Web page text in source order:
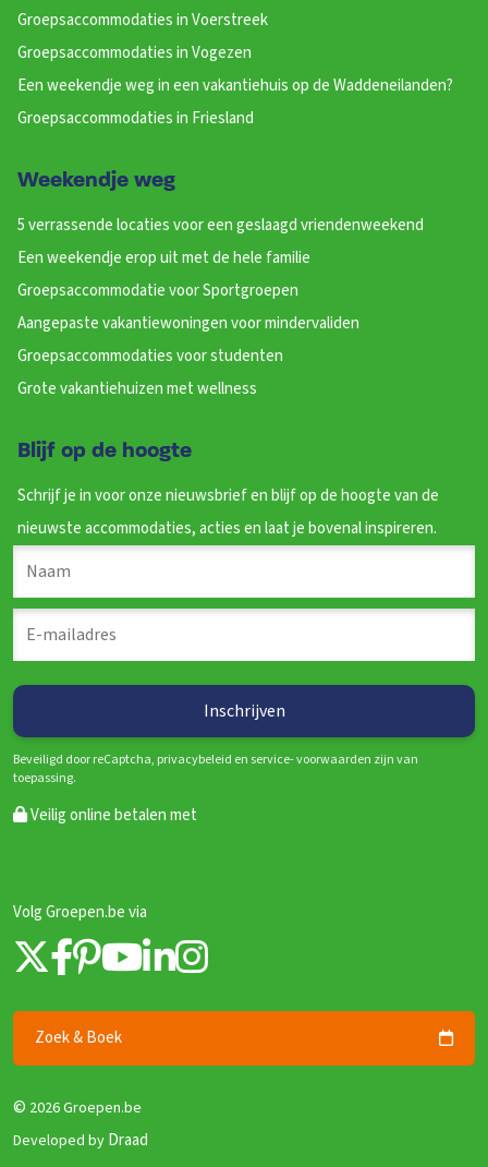
Groepsaccommodaties in Voerstreek
Groepsaccommodaties in Vogezen
Een weekendje weg in een vakantiehuis op de Waddeneilanden?
Groepsaccommodaties in Friesland
Weekendje weg
5 verrassende locaties voor een geslaagd vriendenweekend
Een weekendje erop uit met de hele familie
Groepsaccommodatie voor Sportgroepen
Aangepaste vakantiewoningen voor mindervaliden
Groepsaccommodaties voor studenten
Grote vakantiehuizen met wellness
Blijf op de hoogte
Schrijf je in voor onze nieuwsbrief en blijf op de hoogte van de
nieuwste accommodaties, acties en laat je bovenal inspireren.
Beveiligd door reCaptcha, privacybeleid en service- voorwaarden zijn van
toepassing.
Veilig online betalen met
Volg Groepen.be via
Zoek & Boek
© 2026 Groepen.be
Developed by Draad